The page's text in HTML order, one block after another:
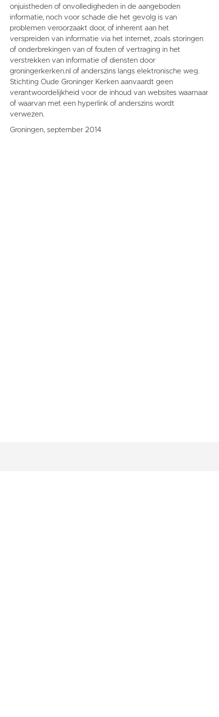
onjuistheden of onvolledigheden in de aangeboden
informatie, noch voor schade die het gevolg is van
problemen veroorzaakt door, of inherent aan het
verspreiden van informatie via het internet, zoals storingen
of onderbrekingen van of fouten of vertraging in het
verstrekken van informatie of diensten door
groningerkerken.nl of anderszins langs elektronische weg.
Stichting Oude Groninger Kerken aanvaardt geen
verantwoordelijkheid voor de inhoud van websites waarnaar
of waarvan met een hyperlink of anderszins wordt
verwezen.
Groningen, september 2014